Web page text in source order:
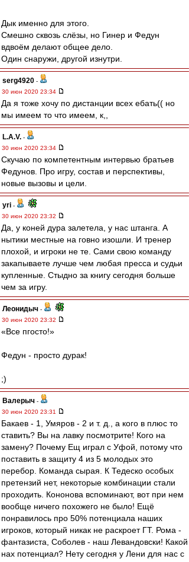
Дык именно для этого.
Смешно сквозь слёзы, но Гинер и Федун
вдвоём делают общее дело.
Один снаружи, другой изнутри.
serg4920 -
30 июн 2020 23:34
Да я тоже хочу по дистанции всех ебать(( но
мы имеем то что имеем, к,,
L.А.V. -
30 июн 2020 23:34
Скучаю по компетентным интервью братьев
Федунов. Про игру, состав и перспективы,
новые вызовы и цели.
yri -
30 июн 2020 23:32
Да, у коней дура залетела, у нас штанга. А
нытики местные на говно изошли. И тренер
плохой, и игроки не те. Сами свою команду
закапываете лучше чем любая пресса и судьи
купленные. Стыдно за книгу сегодня больше
чем за игру.
Леонидыч -
30 июн 2020 23:32
«Все пгосто!»
Федун - просто дурак!
;)
Валерыч -
30 июн 2020 23:31
Бакаев - 1, Умяров - 2 и т. д., а кого в плюс то
ставить? Вы на лавку посмотрите! Кого на
замену? Почему Ещ играл с Уфой, потому что
поставить в защиту 4 из 5 молодых это
перебор. Команда сырая. К Тедеско особых
претензий нет, некоторые комбинации стали
проходить. Кононова вспоминают, вот при нем
вообще ничего похожего не было! Ещё
понравилось про 50% потенциала наших
игроков, который никак не раскроет ГТ. Рома -
фантазиста, Соболев - наш Левандовски! Какой
нах потенциал? Нету сегодня у Лени для нас с